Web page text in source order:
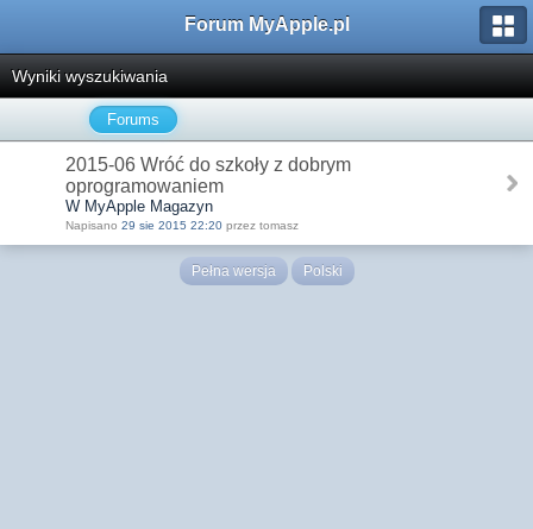
Forum MyApple.pl
Wyniki wyszukiwania
Forums
2015-06 Wróć do szkoły z dobrym
oprogramowaniem
W MyApple Magazyn
Napisano 29 sie 2015 22:20 przez tomasz
Pełna wersja Polski